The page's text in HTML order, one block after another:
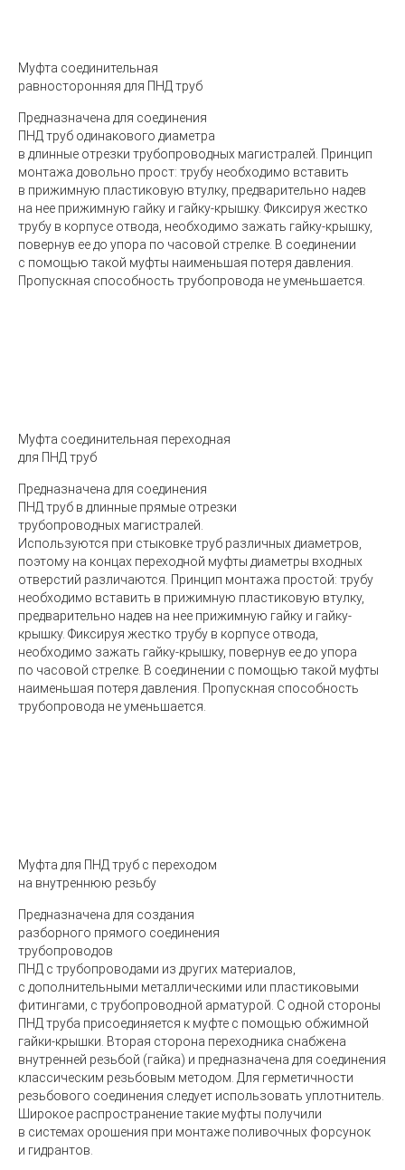
Муфта соединительная
равносторонняя для ПНД труб
Предназначена для соединения
ПНД труб одинакового диаметра
в длинные отрезки трубопроводных магистралей. Принцип
монтажа довольно прост: трубу необходимо вставить
в прижимную пластиковую втулку, предварительно надев
на нее прижимную гайку и гайку-крышку. Фиксируя жестко
трубу в корпусе отвода, необходимо зажать гайку-крышку,
повернув ее до упора по часовой стрелке. В соединении
с помощью такой муфты наименьшая потеря давления.
Пропускная способность трубопровода не уменьшается.
Муфта соединительная переходная
для ПНД труб
Предназначена для соединения
ПНД труб в длинные прямые отрезки
трубопроводных магистралей.
Используются при стыковке труб различных диаметров,
поэтому на концах переходной муфты диаметры входных
отверстий различаются. Принцип монтажа простой: трубу
необходимо вставить в прижимную пластиковую втулку,
предварительно надев на нее прижимную гайку и гайку-
крышку. Фиксируя жестко трубу в корпусе отвода,
необходимо зажать гайку-крышку, повернув ее до упора
по часовой стрелке. В соединении с помощью такой муфты
наименьшая потеря давления. Пропускная способность
трубопровода не уменьшается.
Муфта для ПНД труб с переходом
на внутреннюю резьбу
Предназначена для создания
разборного прямого соединения
трубопроводов
ПНД с трубопроводами из других материалов,
с дополнительными металлическими или пластиковыми
фитингами, с трубопроводной арматурой. С одной стороны
ПНД труба присоединяется к муфте с помощью обжимной
гайки-крышки. Вторая сторона переходника снабжена
внутренней резьбой (гайка) и предназначена для соединения
классическим резьбовым методом. Для герметичности
резьбового соединения следует использовать уплотнитель.
Широкое распространение такие муфты получили
в системах орошения при монтаже поливочных форсунок
и гидрантов.